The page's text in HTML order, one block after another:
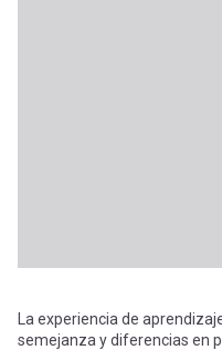
La experiencia de
semejanza y diferencias en